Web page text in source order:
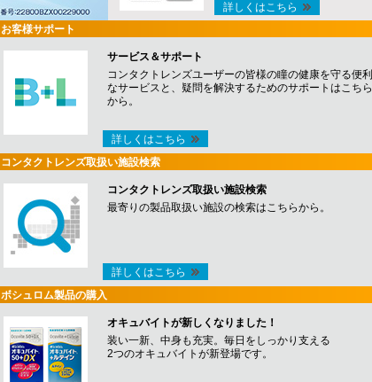
詳しくはこちら
お客様サポート
サービス＆サポート
コンタクトレンズユーザーの皆様の瞳の健康を守る便利
なサービスと、疑問を解決するためのサポートはこちら
から。
詳しくはこちら
コンタクトレンズ取扱い施設検索
コンタクトレンズ取扱い施設検索
最寄りの製品取扱い施設の検索はこちらから。
詳しくはこちら
ボシュロム製品の購入
オキュバイトが新しくなりました！
装い一新、中身も充実。毎日をしっかり支える
2つのオキュバイトが新登場です。